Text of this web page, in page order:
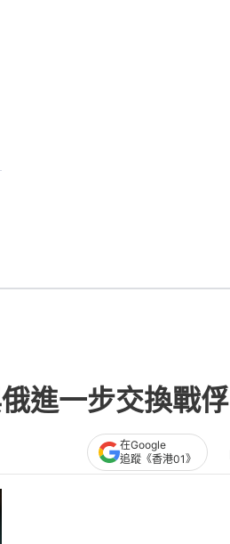
進一步交換戰俘
在Google
追蹤《香港01》